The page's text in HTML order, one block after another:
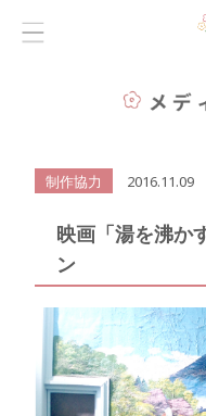
制作協力 2016.11.09
映画「湯を沸か
ン